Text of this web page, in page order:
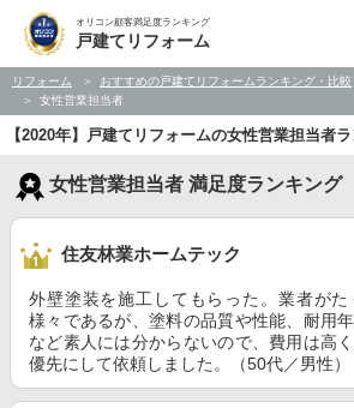
オリコン顧客満足度ランキング
戸建てリフォーム
リフォーム おすすめの戸建てリフォームランキング・比較
女性営業担当者
【2020年】戸建てリフォームの女性営業担当者
女性営業担当者 満足度ランキング
住友林業ホームテック
外壁塗装を施工してもらった。業者がた
様々であるが、塗料の品質や性能、耐用
など素人には分からないので、費用は高
優先にして依頼しました。（50代／男性）